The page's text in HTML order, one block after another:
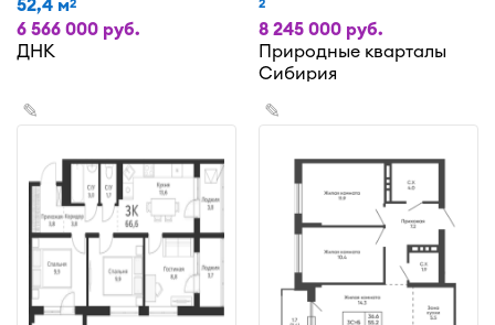
52,4 м2
6 566 000 руб.
ДНК
2
8 245 000 руб.
Природные кварталы
Сибирия
✎ ✎